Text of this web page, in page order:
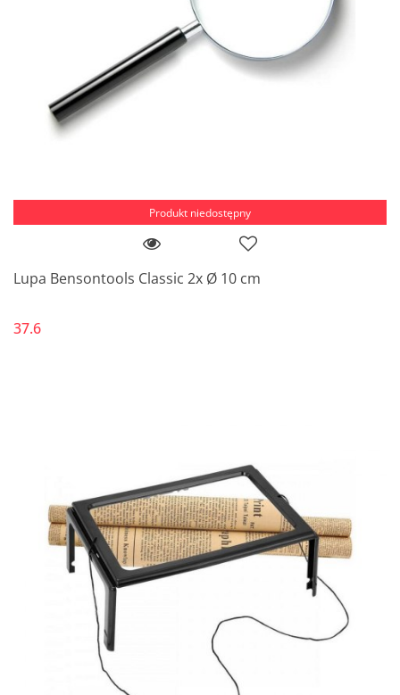
Produkt niedostępny
Lupa Bensontools Classic 2x Ø 10 cm
37.6